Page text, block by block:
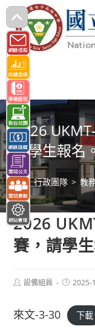
跳
轉
至
主
要
內
容 2026
請學生報名
> 行政團隊 > 教
2026
賽，請學
Post設備組員
Post2025-
來文-3-30 下載